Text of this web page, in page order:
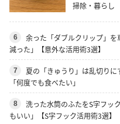
掃除・暮らし
6
余った「ダブルクリップ」
減った」【意外な活用術3選】
7
夏の「きゅうり」は乱切り
「何度でも食べたい」
8
洗った水筒のふたをS字フッ
もいい」【S字フック活用術3選】